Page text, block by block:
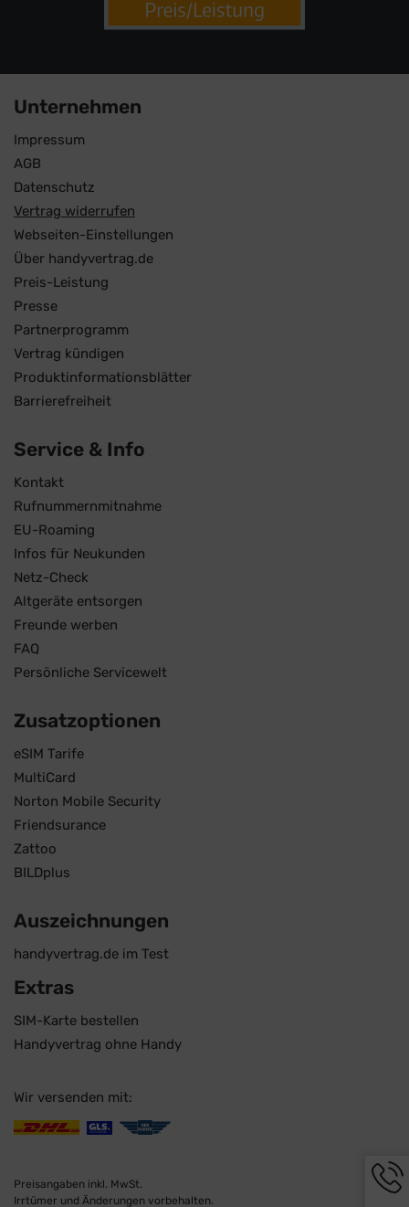
Unternehmen
Impressum
AGB
Datenschutz
Vertrag widerrufen
Webseiten-Einstellungen
Über handyvertrag.de
Preis-Leistung
Presse
Partnerprogramm
Vertrag kündigen
Produktinformationsblätter
Barrierefreiheit
Service & Info
Kontakt
Rufnummernmitnahme
EU-Roaming
Infos für Neukunden
Netz-Check
Altgeräte entsorgen
Freunde werben
FAQ
Persönliche Servicewelt
Zusatzoptionen
eSIM Tarife
MultiCard
Norton Mobile Security
Friendsurance
Zattoo
BILDplus
Auszeichnungen
handyvertrag.de im Test
Extras
SIM-Karte bestellen
Handyvertrag ohne Handy
Wir versenden mit:
Preisangaben inkl. MwSt.
Irrtümer und Änderungen vorbehalten.